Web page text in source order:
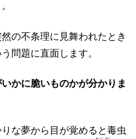
の不条理に見舞われたとき
問題に直面します。
かに脆いものかが分かりま
な夢から目が覚めると毒虫